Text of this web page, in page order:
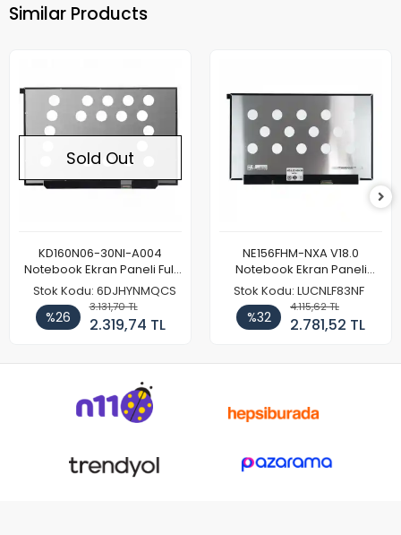
Similar Products
Sold Out
KD160N06-30NI-A004
Notebook Ekran Paneli Full
HD
Stok Kodu: 6DJHYNMQCS
%26
3.131,70 TL
2.319,74 TL
NE156FHM-NXA V18.0
Notebook Ekran Paneli
144Hz
Stok Kodu: LUCNLF83NF
%32
4.115,62 TL
2.781,52 TL